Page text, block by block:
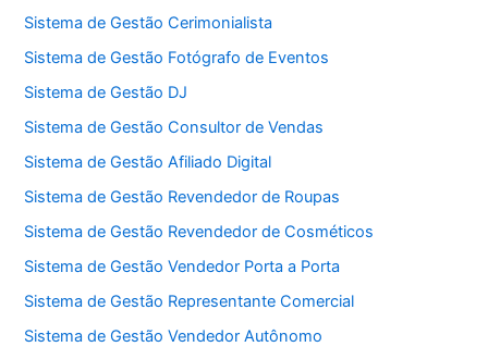
Sistema de Gestão Cerimonialista
Sistema de Gestão Fotógrafo de Eventos
Sistema de Gestão DJ
Sistema de Gestão Consultor de Vendas
Sistema de Gestão Afiliado Digital
Sistema de Gestão Revendedor de Roupas
Sistema de Gestão Revendedor de Cosméticos
Sistema de Gestão Vendedor Porta a Porta
Sistema de Gestão Representante Comercial
Sistema de Gestão Vendedor Autônomo